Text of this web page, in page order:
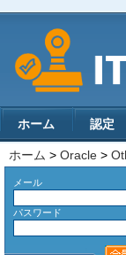
ホーム 認定
ホーム > Oracle >
メール
パスワード